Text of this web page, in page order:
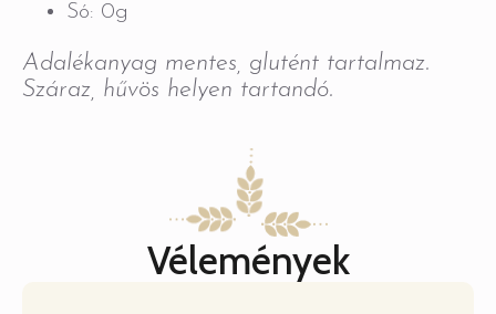
Só: 0g
Adalékanyag mentes, glutént tartalmaz.
Száraz, hűvös helyen tartandó.
Vélemények